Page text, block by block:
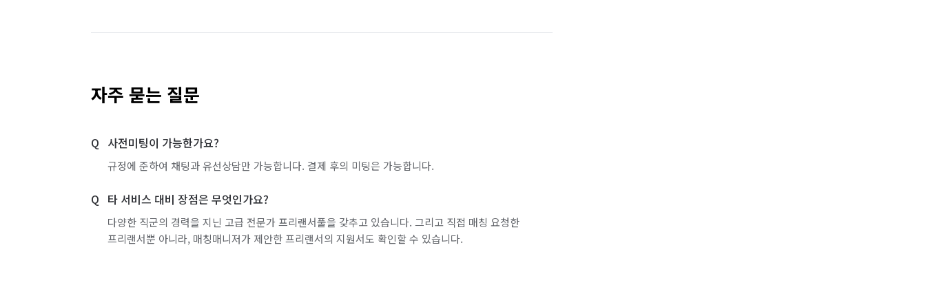
자주 묻는 질문
사전미팅이 가능한가요?
규정에 준하여 채팅과 유선상담만 가능합니다. 결제 후의 미팅은 가능합니다.
타 서비스 대비 장점은 무엇인가요?
다양한 직군의 경력을 지닌 고급 전문가 프리랜서풀을 갖추고 있습니다. 그리고 직접 매칭 요청한
프리랜서뿐 아니라, 매칭매니저가 제안한 프리랜서의 지원서도 확인할 수 있습니다.